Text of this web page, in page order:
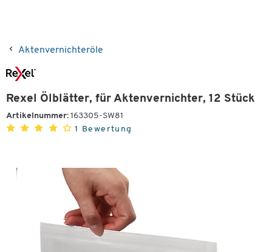
Aktenvernichteröle
Rexel Ölblätter, für Aktenvernichter, 12 Stück
Artikelnummer: 163305-SW81
1 Bewertung